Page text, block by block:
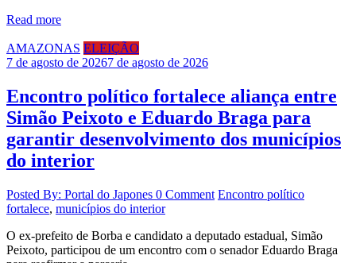
Read more
AMAZONAS ELEIÇÃO
7 de agosto de 20267 de agosto de 2026
Encontro político fortalece aliança entre
Simão Peixoto e Eduardo Braga para
garantir desenvolvimento dos municípios
do interior
Posted By: Portal do Japones 0 Comment Encontro político
fortalece, municípios do interior
O ex-prefeito de Borba e candidato a deputado estadual, Simão
Peixoto, participou de um encontro com o senador Eduardo Braga